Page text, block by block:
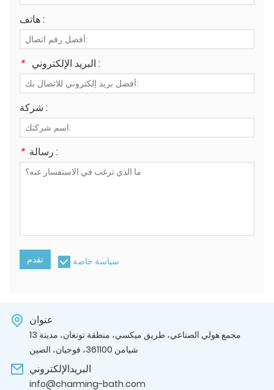
هاتف :
* البريد الإلكتروني :
شركة :
* رسالة :
تقدم سياسة خاصة
عنوان
13 مجمع هولي الصناعي، طريق ميكسي، منطقة تونغان، مدينة
شيامن 361100، فوجيان، الصين
البريدالإلكتروني
info@charming-bath.com